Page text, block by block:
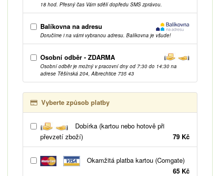
18 hod. Přesný čas Vám sdělí dopředu SMS zprávou.
Balíkovna na adresu
Doručíme i na vámi vybranou adresu. Balíkovna je všude!
Osobní odběr - ZDARMA
Osobní odběr je možný v pracovní dny od 7:30 do 14:30 na
adrese Těšínská 204, Albrechtice 735 43
Vyberte způsob platby
Dobírka (kartou nebo hotově při
převzetí zboží)
79 Kč
Okamžitá platba kartou (Comgate)
65 Kč